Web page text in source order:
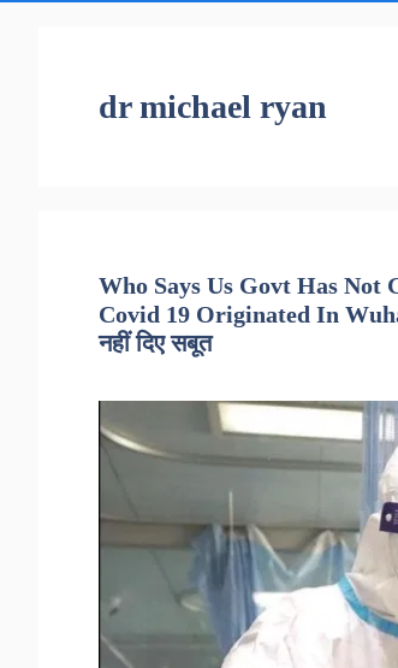
dr michael ryan
Who Says Us Govt Has
Covid 19 Originated In
नहीं दिए सबूत